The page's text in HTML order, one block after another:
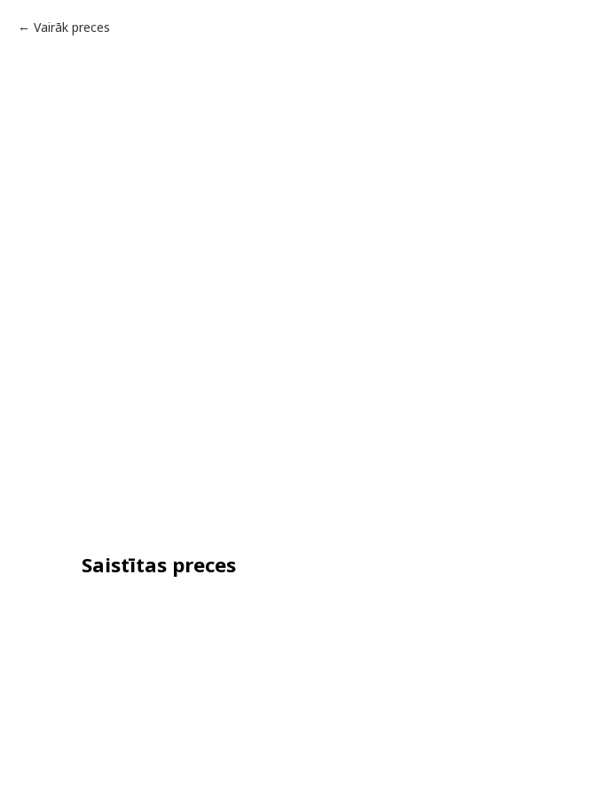
Vairāk preces
Saistītas preces